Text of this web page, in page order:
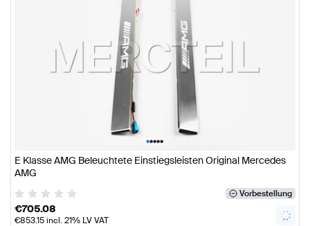
•••••
E Klasse AMG Beleuchtete Einstiegsleisten Original Mercedes
AMG
Vorbestellung
€705.08
€853.15incl. 21% LV VAT